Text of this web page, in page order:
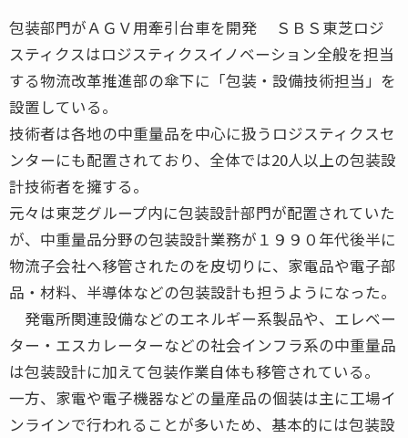
包装部門がＡＧＶ用牽引台車を開発 ＳＢＳ東芝ロジ
スティクスはロジスティクスイノベーション全般を担当
する物流改革推進部の傘下に「包装・設備技術担当」を
設置している。
技術者は各地の中重量品を中心に扱うロジスティクスセ
ンターにも配置されており、全体では20人以上の包装設
計技術者を擁する。
元々は東芝グループ内に包装設計部門が配置されていた
が、中重量品分野の包装設計業務が１９９０年代後半に
物流子会社へ移管されたのを皮切りに、家電品や電子部
品・材料、半導体などの包装設計も担うようになった。
発電所関連設備などのエネルギー系製品や、エレベー
ター・エスカレーターなどの社会インフラ系の中重量品
は包装設計に加えて包装作業自体も移管されている。
一方、家電や電子機器などの量産品の個装は主に工場イ
ンラインで行われることが多いため、基本的には包装設